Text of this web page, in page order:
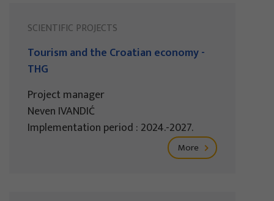
SCIENTIFIC PROJECTS
Tourism and the Croatian economy -
THG
Project manager
Neven IVANDIĆ
Implementation period : 2024.-2027.
More